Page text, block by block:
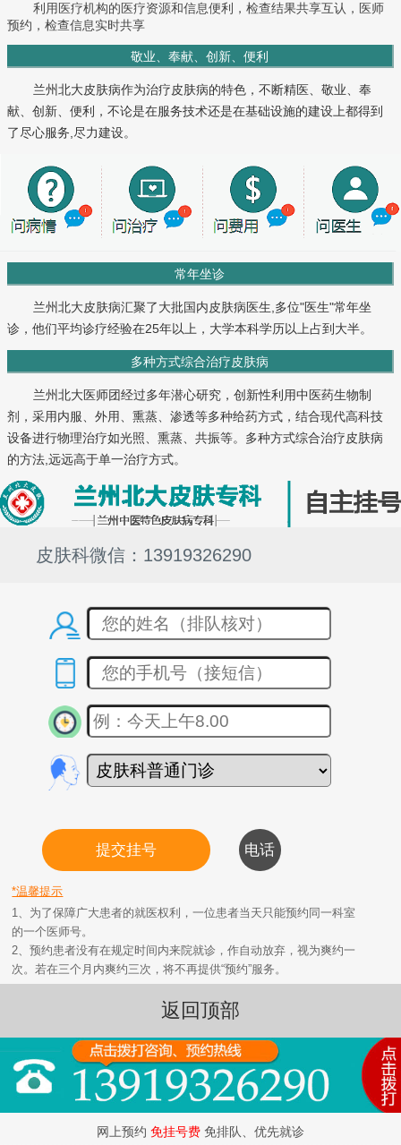
利用医疗机构的医疗资源和信息便利，检查结果共享互认，医师
预约，检查信息实时共享
敬业、奉献、创新、便利
兰州北大皮肤病作为治疗皮肤病的特色，不断精医、敬业、奉
献、创新、便利，不论是在服务技术还是在基础设施的建设上都得到
了尽心服务,尽力建设。
常年坐诊
兰州北大皮肤病汇聚了大批国内皮肤病医生,多位"医生"常年坐
诊，他们平均诊疗经验在25年以上，大学本科学历以上占到大半。
多种方式综合治疗皮肤病
兰州北大医师团经过多年潜心研究，创新性利用中医药生物制
剂，采用内服、外用、熏蒸、渗透等多种给药方式，结合现代高科技
设备进行物理治疗如光照、熏蒸、共振等。多种方式综合治疗皮肤病
的方法,远远高于单一治疗方式。
皮肤科微信：13919326290
*温馨提示
1、为了保障广大患者的就医权利，一位患者当天只能预约同一科室
的一个医师号。
2、预约患者没有在规定时间内来院就诊，作自动放弃，视为爽约一
次。若在三个月内爽约三次，将不再提供“预约”服务。
返回顶部
网上预约 免挂号费 免排队、优先就诊